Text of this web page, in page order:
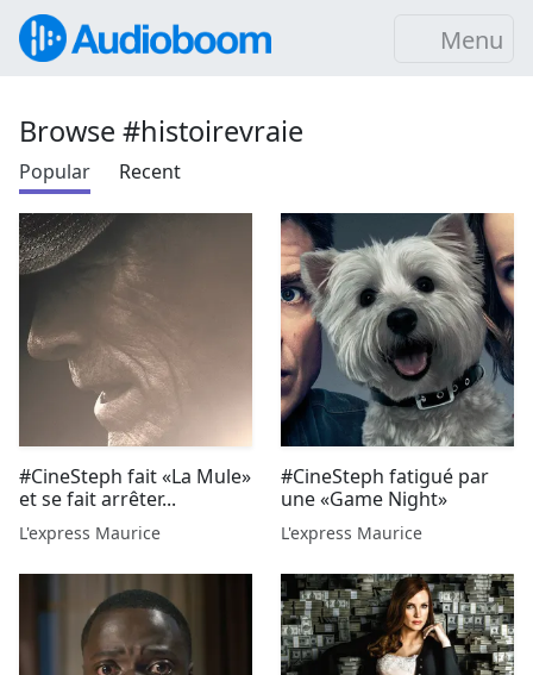
Menu
Browse #histoirevraie
Popular Recent
#CineSteph fait «La Mule»
et se fait arrêter...
L'express Maurice
#CineSteph fatigué par
une «Game Night»
L'express Maurice